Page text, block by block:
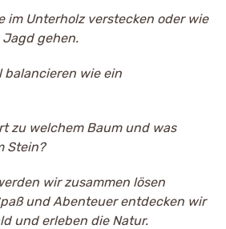
im Unterholz verstecken oder wie
gehen.
balancieren wie ein
zu welchem Baum und was
Stein?
wir zusammen lösen
und Abenteuer entdecken wir
und erleben die Natur.